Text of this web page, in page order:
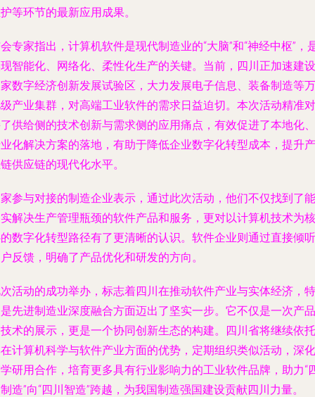
等环节的最新应用成果。
专家指出，计算机软件是现代制造业的“大脑”和“神经中枢”，
智能化、网络化、柔性化生产的关键。当前，四川正加速建设
数字经济创新发展试验区，大力发展电子信息、装备制造等万
产业集群，对高端工业软件的需求日益迫切。本次活动精准对
供给侧的技术创新与需求侧的应用痛点，有效促进了本地化、
化解决方案的落地，有助于降低企业数字化转型成本，提升产
供应链的现代化水平。
参与对接的制造企业表示，通过此次活动，他们不仅找到了能
解决生产管理瓶颈的软件产品和服务，更对以计算机技术为核
数字化转型路径有了更清晰的认识。软件企业则通过直接倾听
反馈，明确了产品优化和研发的方向。
活动的成功举办，标志着四川在推动软件产业与实体经济，特
先进制造业深度融合方面迈出了坚实一步。它不仅是一次产品
术的展示，更是一个协同创新生态的构建。四川省将继续依托
计算机科学与软件产业方面的优势，定期组织类似活动，深化
研用合作，培育更多具有行业影响力的工业软件品牌，助力“
造”向“四川智造”跨越，为我国制造强国建设贡献四川力量。